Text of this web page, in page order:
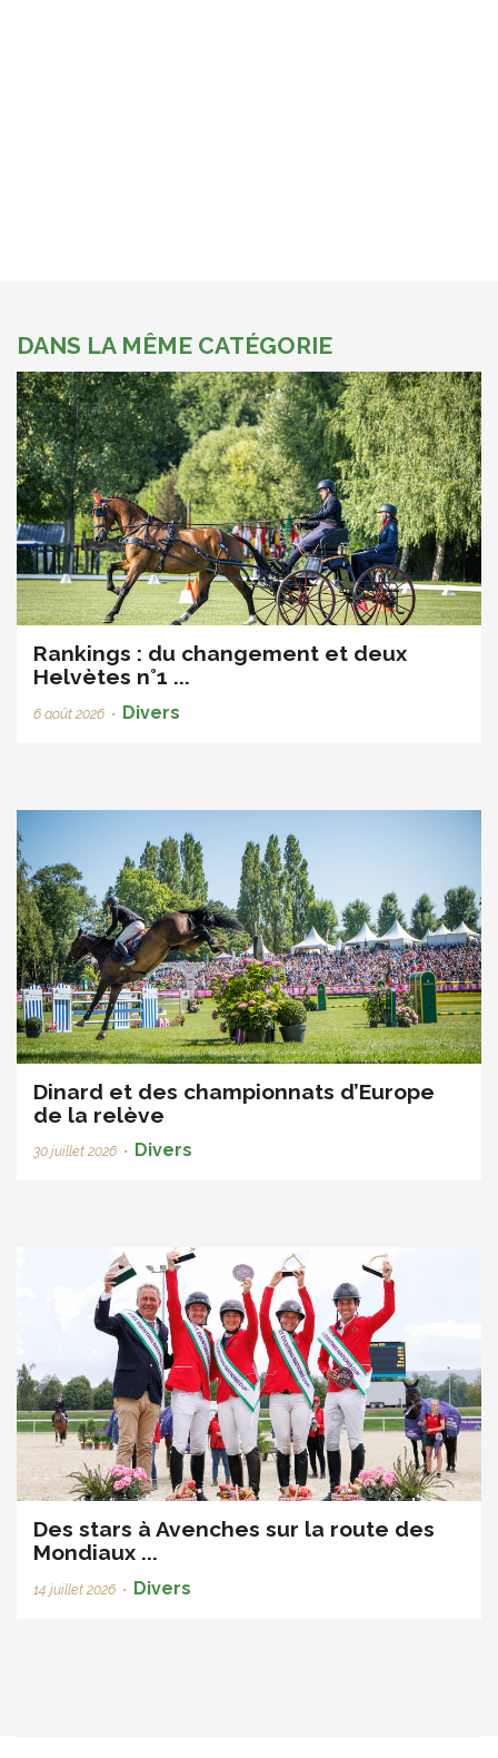
DANS LA MÊME CATÉGORIE
Rankings : du changement et deux
Helvètes n°1 ...
6 août 2026 • Divers
Dinard et des championnats d’Europe
de la relève
30 juillet 2026 • Divers
Des stars à Avenches sur la route des
Mondiaux ...
14 juillet 2026 • Divers